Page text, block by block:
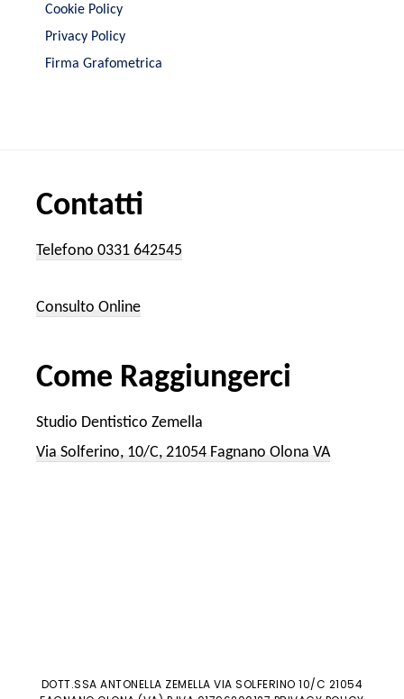
Cookie Policy
Privacy Policy
Firma Grafometrica
Contatti
Telefono 0331 642545
Consulto Online
Come Raggiungerci
Studio Dentistico Zemella
Via Solferino, 10/C, 21054 Fagnano Olona VA
DOTT.SSA ANTONELLA ZEMELLA VIA SOLFERINO 10/C 21054